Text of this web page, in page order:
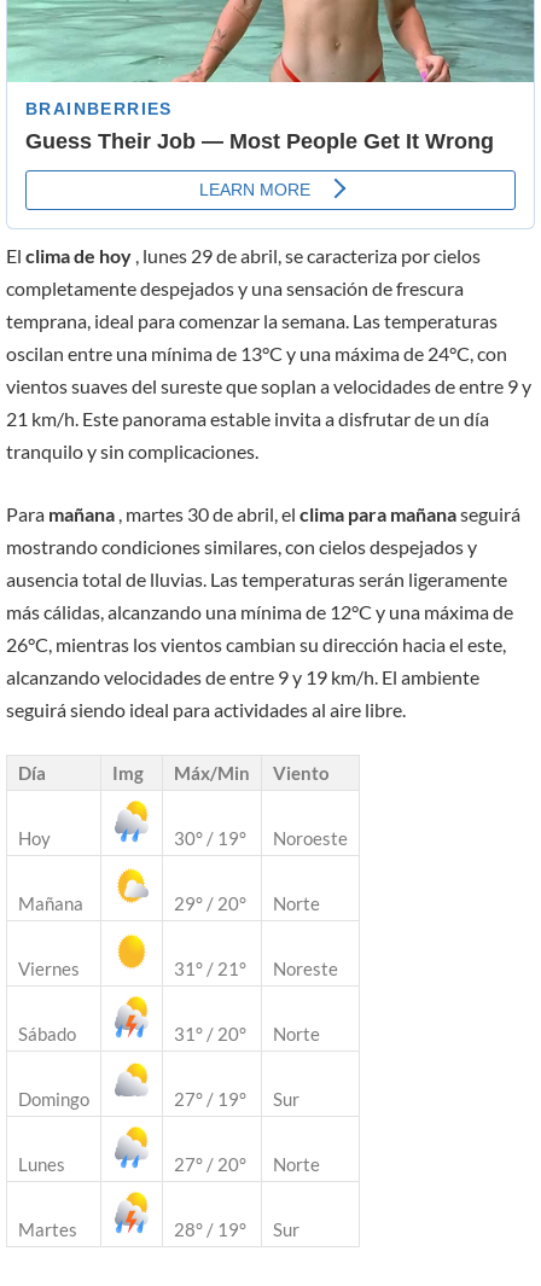
El clima de hoy , lunes 29 de abril, se caracteriza por cielos
completamente despejados y una sensación de frescura
temprana, ideal para comenzar la semana. Las temperaturas
oscilan entre una mínima de 13°C y una máxima de 24°C, con
vientos suaves del sureste que soplan a velocidades de entre 9 y
21 km/h. Este panorama estable invita a disfrutar de un día
tranquilo y sin complicaciones.
Para mañana , martes 30 de abril, el clima para mañanaseguirá
mostrando condiciones similares, con cielos despejados y
ausencia total de lluvias. Las temperaturas serán ligeramente
más cálidas, alcanzando una mínima de 12°C y una máxima de
26°C, mientras los vientos cambian su dirección hacia el este,
alcanzando velocidades de entre 9 y 19 km/h. El ambiente
seguirá siendo ideal para actividades al aire libre.
Día Img Máx/Min Viento
Hoy 30° / 19° Noroeste
Mañana 29° / 20° Norte
Viernes 31° / 21° Noreste
Sábado 31° / 20° Norte
Domingo 27° / 19° Sur
Lunes 27° / 20° Norte
Martes 28° / 19° Sur